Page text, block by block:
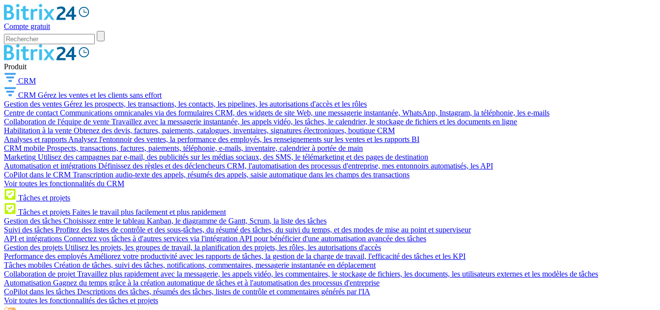
Compte gratuit
Produit
CRM
CRM Gérez les ventes et les clients sans effort
Gestion des ventes Gérez les prospects, les transactions, les contacts, les pipelines, les autorisations d'accès et les rôles
Centre de contact Communications omnicanales via des formulaires CRM, des widgets de site Web, une messagerie instantanée, WhatsApp, Instagram, la téléphonie, les e-mails
Collaboration de l'équipe de vente Travaillez avec la messagerie instantanée, les appels vidéo, les tâches, le calendrier, le stockage de fichiers et les documents en ligne
Habilitation à la vente Obtenez des devis, factures, paiements, catalogues, inventaires, signatures électroniques, boutique CRM
Analyses et rapports Analysez l'entonnoir des ventes, la performance des employés, les renseignements sur les ventes et les rapports BI
CRM mobile Prospects, transactions, factures, paiements, téléphonie, e-mails, inventaire, calendrier à portée de main
Marketing Utilisez des campagnes par e-mail, des publicités sur les médias sociaux, des SMS, le télémarketing et des pages de destination
Automatisation et intégrations Définissez des règles et des déclencheurs CRM, l'automatisation des processus d'entreprise, mes entonnoirs automatisés, les API
CoPilot dans le CRM Transcription audio-texte des appels, résumés des appels, saisie automatique dans les champs des transactions
Voir toutes les fonctionnalités du CRM
Tâches et projets
Tâches et projets Faites le travail plus facilement et plus rapidement
Gestion des tâches Choisissez entre le tableau Kanban, le diagramme de Gantt, Scrum, la liste des tâches
Suivi des tâches Profitez des listes de contrôle et des sous-tâches, du résumé des tâches, du suivi du temps, et des modes de mise au point et superviseur
API et intégrations Connectez vos tâches à d'autres services via l'intégration API pour bénéficier d'une automatisation avancée des tâches
Gestion des projets Utilisez les projets, les groupes de travail, la planification des projets, les rôles, les autorisations d'accès
Performance des employés Améliorez votre productivité avec les rapports de tâches, la gestion de la charge de travail, l'efficacité des tâches et les KPI
Tâches mobiles Création de tâches, suivi des tâches, notifications, commentaires, messagerie instantanée en déplacement
Collaboration de projet Travaillez plus rapidement avec la messagerie, les appels vidéo, les commentaires, le stockage de fichiers, les documents, les utilisateurs externes et les modèles de tâches
Automatisation Gagnez du temps grâce à la création automatique de tâches et à l'automatisation des processus d'entreprise
CoPilot dans les tâches Descriptions des tâches, résumés des tâches, listes de contrôle et commentaires générés par l'IA
Voir toutes les fonctionnalités des tâches et projets